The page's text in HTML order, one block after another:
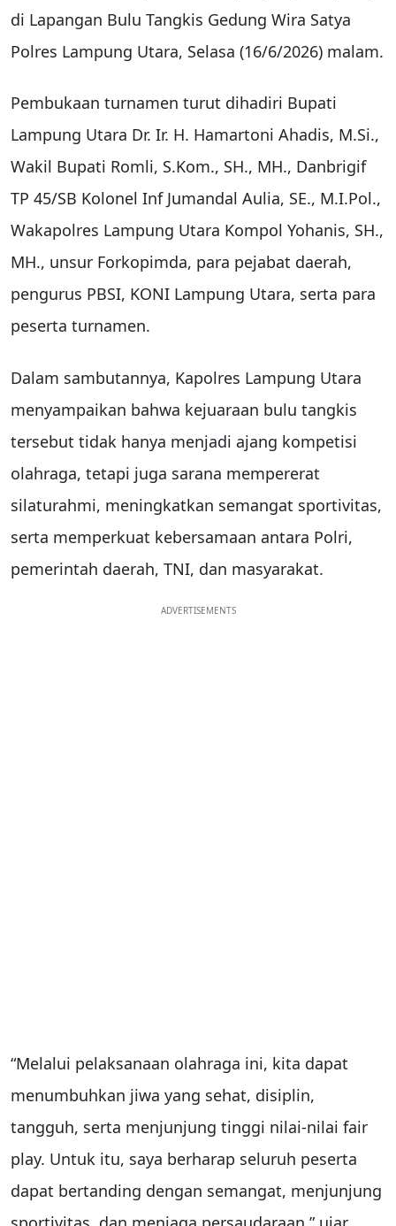
di Lapangan Bulu Tangkis Gedung Wira Satya
Polres Lampung Utara, Selasa (16/6/2026) malam.
Pembukaan turnamen turut dihadiri Bupati
Lampung Utara Dr. Ir. H. Hamartoni Ahadis, M.Si.,
Wakil Bupati Romli, S.Kom., SH., MH., Danbrigif
TP 45/SB Kolonel Inf Jumandal Aulia, SE., M.I.Pol.,
Wakapolres Lampung Utara Kompol Yohanis, SH.,
MH., unsur Forkopimda, para pejabat daerah,
pengurus PBSI, KONI Lampung Utara, serta para
peserta turnamen.
Dalam sambutannya, Kapolres Lampung Utara
menyampaikan bahwa kejuaraan bulu tangkis
tersebut tidak hanya menjadi ajang kompetisi
olahraga, tetapi juga sarana mempererat
silaturahmi, meningkatkan semangat sportivitas,
serta memperkuat kebersamaan antara Polri,
pemerintah daerah, TNI, dan masyarakat.
ADVERTISEMENTS
“Melalui pelaksanaan olahraga ini, kita dapat
menumbuhkan jiwa yang sehat, disiplin,
tangguh, serta menjunjung tinggi nilai-nilai fair
play. Untuk itu, saya berharap seluruh peserta
dapat bertanding dengan semangat, menjunjung